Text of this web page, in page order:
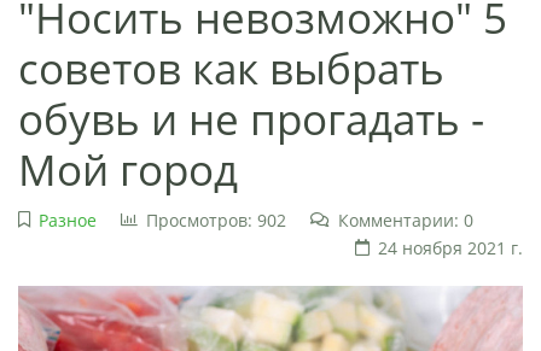
"Носить невозможно" 5
советов как выбрать
обувь и не прогадать -
Мой город
Разное Просмотров: 902
Комментарии: 0
24 ноября 2021 г.